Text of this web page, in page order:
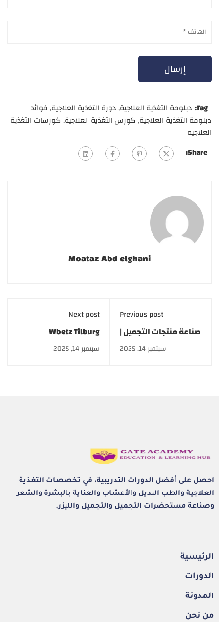
Tag: دبلومة التغذية العلاجية,دورة التغذية العلاجية,فوائد
دبلومة التغذية العلاجية, كورس التغذية العلاجية, كورسات التغذية
العلاجية
Share:
Moataz Abd elghani
Previous post
صناعة منتجات التجميل |
كورسات cosmeticsسبتمبر 14, 2025
Next post
Wbetz Tilburg
سبتمبر 14, 2025
احصل على أفضل الدورات التدريبية، في تخصصات التغذية
العلاجية والطب البديل والأعشاب والعناية بالبشرة والشعر
وصناعة مستحضرات التجميل والتجميل والليزر.
الرئيسية
الدورات
المدونة
من نحن